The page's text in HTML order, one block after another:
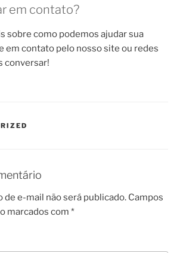
em contato?
sobre como podemos ajudar sua
em contato pelo nosso site ou redes
conversar!
de e-mail não será publicado. Campos
marcados com *